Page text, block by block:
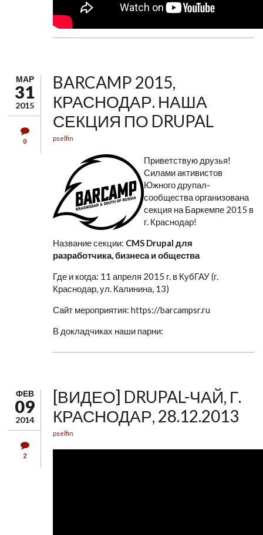
МАР
31
2015
0
BARCAMP 2015,
КРАСНОДАР. НАША
СЕКЦИЯ ПО DRUPAL
pselfin
Приветствую друзья!
Силами активистов
Южного друпал-
сообщества организована
секция на Баркемпе 2015 в
г. Краснодар!
Название секции: CMS Drupal для
разработчика, бизнеса и общества
Где и когда: 11 апреля 2015 г. в КубГАУ (г.
Краснодар, ул. Калинина, 13)
Сайт мероприятия: https://barcampsr.ru
В докладчиках наши парни:
ФЕВ
09
2014
2
[ВИДЕО] DRUPAL-ЧАЙ, Г.
КРАСНОДАР, 28.12.2013
pselfin